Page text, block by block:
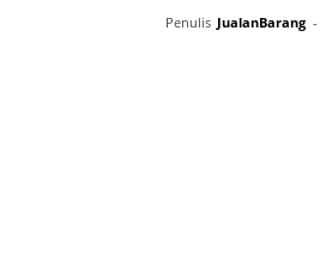
Penulis JualanBarang -